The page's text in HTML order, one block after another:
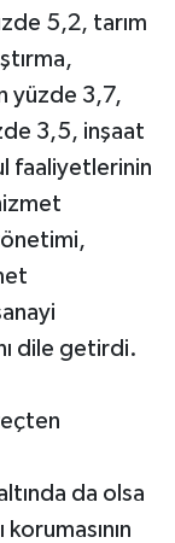
5,2, tarım
yüzde 3,7,
3,5, inşaat
faaliyetlerinin
dile getirdi.
da olsa